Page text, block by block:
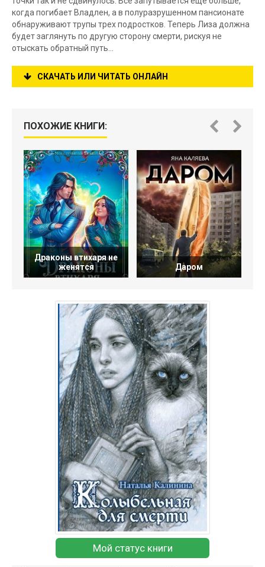
когда погибает Владлен, а в полуразрушенном пансионате
обнаруживают трупы трех подростков. Теперь Лиза должна
будет заглянуть по другую сторону смерти, рискуя не
отыскать обратный путь...
СКАЧАТЬ ИЛИ ЧИТАТЬ ОНЛАЙН
ПОХОЖИЕ КНИГИ:
Драконы втихаря не
женятся
Даром
Мой статус книги